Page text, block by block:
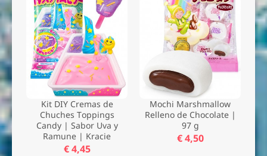
Kit DIY Cremas de
Chuches Toppings
Candy | Sabor Uva y
Ramune | Kracie
€ 4,45
Mochi Marshmallow
Relleno de Chocolate |
97 g
€ 4,50